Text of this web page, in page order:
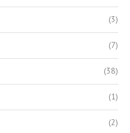
(3)
(7)
(38)
(1)
(2)